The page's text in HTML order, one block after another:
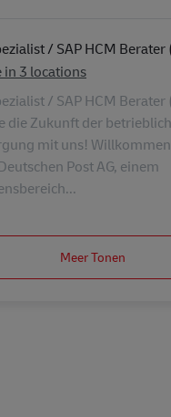
/ SAP HCM
in 3 locations
/ SAP HCM
die Zukunft der
mit uns!
Post AG, einem
Meer Tonen